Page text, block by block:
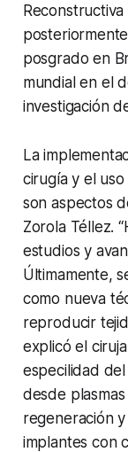
posgrado en
mundial en el
investigación
La
cirugía y el
son aspectos
Zorola Téllez.
estudios y
Últimamente,
como nueva
reproducir
explicó el
especilidad
desde
regeneración
implantes con